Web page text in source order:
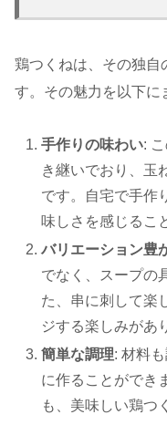
鶏つくねは、その独自
す。その魅力を以下に
手作りの味わい:
き継いでおり、玉
です。自宅で手作
味しさを感じるこ
バリエーション豊
でなく、スープの
た、串に刺して楽
ジする楽しみがあ
簡単な調理: 材料
に作ることができ
も、美味しい鶏つ